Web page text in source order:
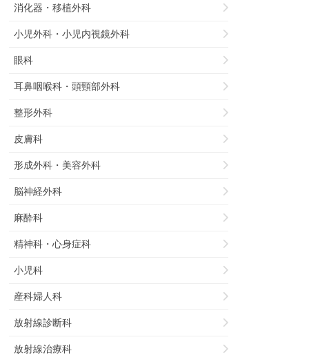
消化器・移植外科
小児外科・小児内視鏡外科
眼科
耳鼻咽喉科・頭頸部外科
整形外科
皮膚科
形成外科・美容外科
脳神経外科
麻酔科
精神科・心身症科
小児科
産科婦人科
放射線診断科
放射線治療科